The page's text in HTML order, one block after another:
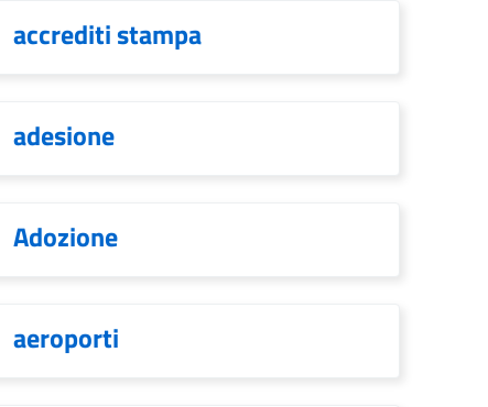
accrediti stampa
adesione
Adozione
aeroporti